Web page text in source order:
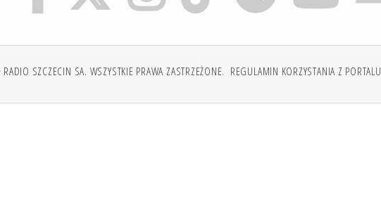
SZCZECIN SA. WSZYSTKIE PRAWA ZASTRZEŻONE. REGULAMIN KORZYSTANIA Z PORTALU